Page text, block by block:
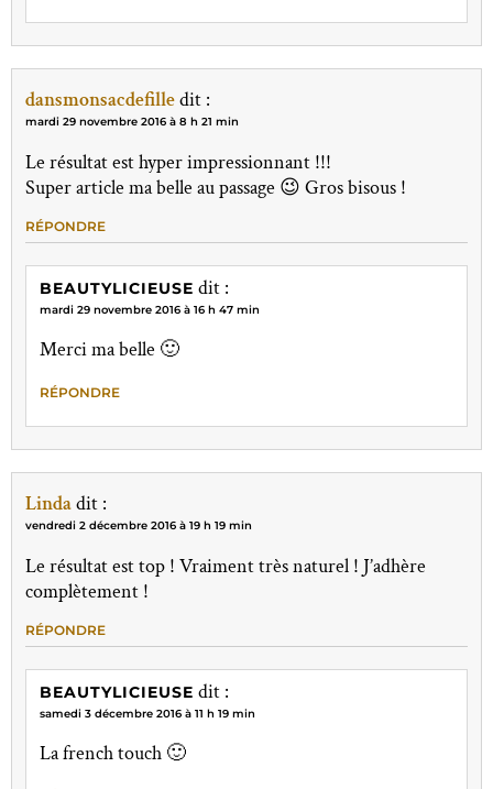
dansmonsacdefilledit :
mardi 29 novembre 2016 à 8 h 21 min
Le résultat est hyper impressionnant !!!
Super article ma belle au passage 😉 Gros bisous !
RÉPONDRE
BEAUTYLICIEUSE dit :
mardi 29 novembre 2016 à 16 h 47 min
Merci ma belle 🙂
RÉPONDRE
Lindadit :
vendredi 2 décembre 2016 à 19 h 19 min
Le résultat est top ! Vraiment très naturel ! J’adhère
complètement !
RÉPONDRE
BEAUTYLICIEUSE dit :
samedi 3 décembre 2016 à 11 h 19 min
La french touch 🙂